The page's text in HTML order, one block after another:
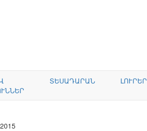
ՏԵՍԱԴԱՐԱՆ ԼՈՒՐԵՐ